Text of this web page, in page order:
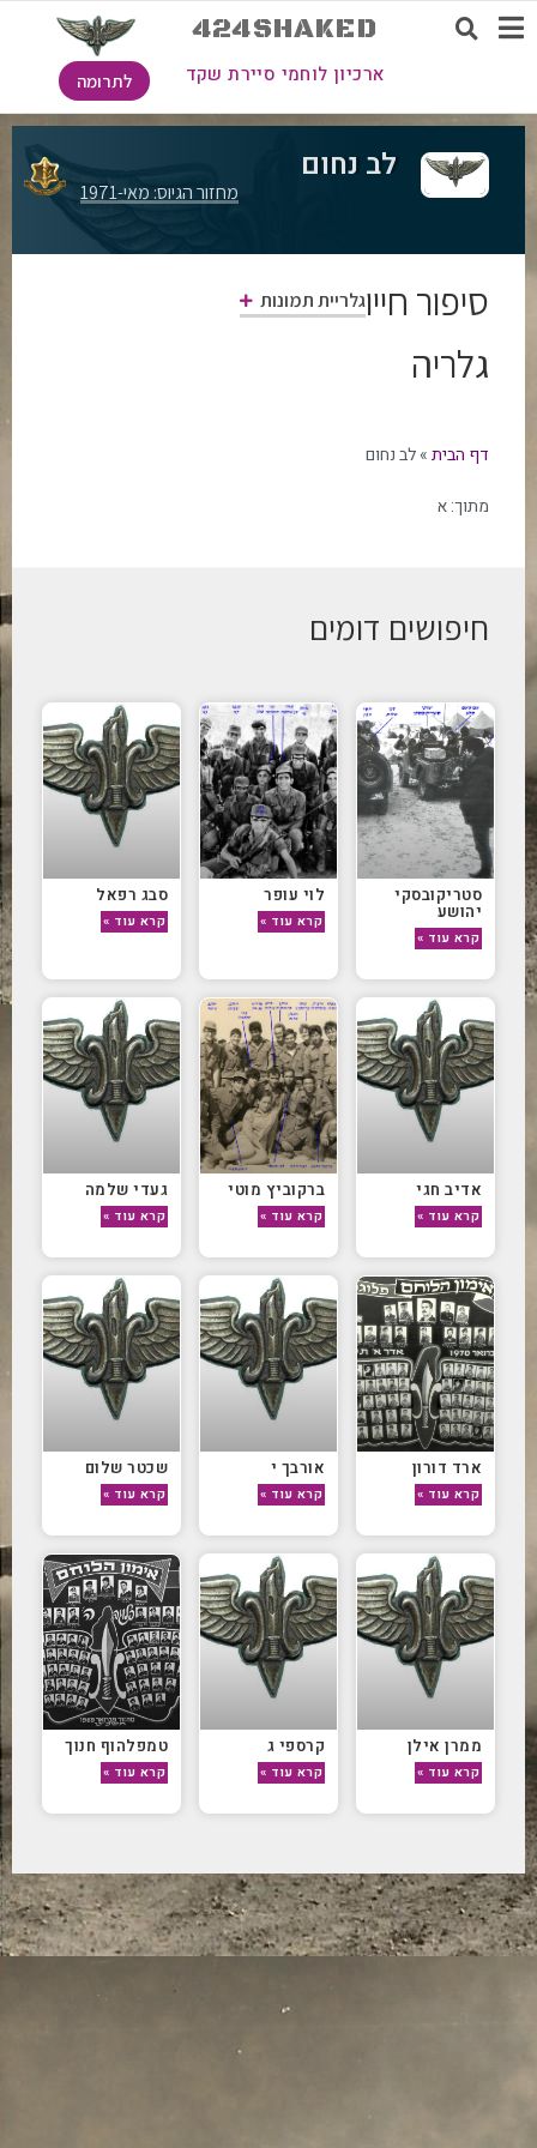
424SHAKED
ארכיון לוחמי סיירת שקד לתרומה
לב נחום
מחזור הגיוס: מאי-1971
סיפור חייוגלריית תמונות
גלריה
דף הבית»לב נחום
מתוך:א
חיפושים דומים
סטריקובסקי
יהושע
קרא עוד »
לוי עופר
קרא עוד »
סבג רפאל
קרא עוד »
אדיב חגי
קרא עוד »
ברקוביץ מוטי
קרא עוד »
געדי שלמה
קרא עוד »
ארד דורון
קרא עוד »
אורבך י
קרא עוד »
שכטר שלום
קרא עוד »
ממרן אילן
קרא עוד »
קרספי ג
קרא עוד »
טמפלהוף חנוך
קרא עוד »